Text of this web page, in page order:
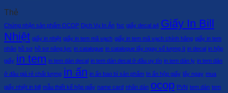
Thẻ
Chứng nhận sản phẩm OCOP Dịch Vụ In Ấn fsc giấy decal a4 Giấy In Bill
Nhiệt giấy in nhiệt giấy in tem mã vạch giấy in tem mã vạch chính hãng giấy in tem
nhãn hồ sơ hồ sơ năng lực in catalogue in catalogue lấy ngay số lượng ít in decal in hộp
giấy in tem in tem dán decal in tem dán decal ở đâu uy tín in tem dán ly in tem dán
ở đâu giá rẻ chất lượng in ấn in ấn bao bì sản phẩm In ấn hộp giấy lấy ngay mua
giấy nhiệt in bill mẫu thiết kế hộp giấy name card nhãn dán ocop PVN tem dán tem